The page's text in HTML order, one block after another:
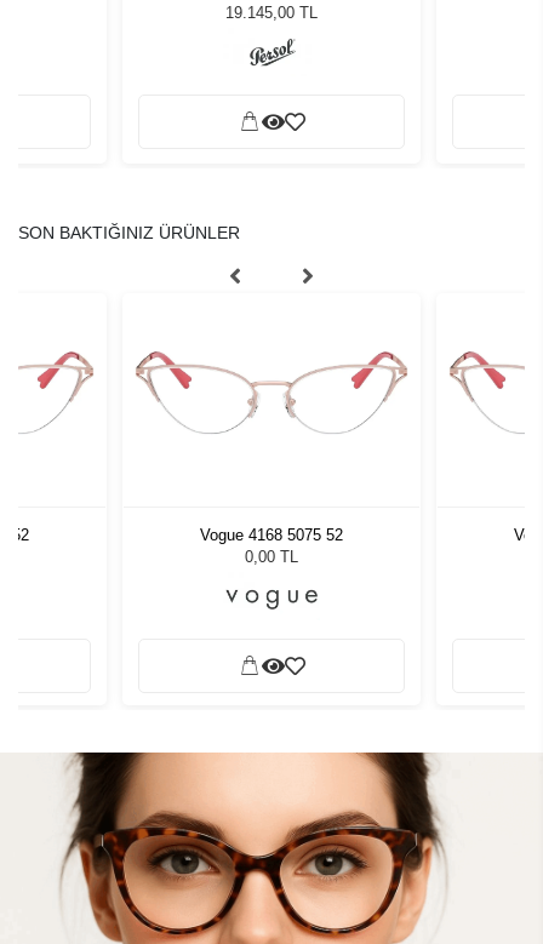
Güneş Gözlüğü
19.145,00 TL
SON BAKTIĞINIZ ÜRÜNLER
52
Vogue 4168 5075 52
0,00 TL